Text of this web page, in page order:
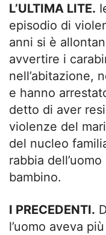
L’ULTIMA LITE.
episodio di
anni si è
avvertire i
nell’abitazione,
e hanno
detto di aver
violenze del
del nucleo
rabbia
bambino.
I PRECEDENTI.
l’uomo aveva